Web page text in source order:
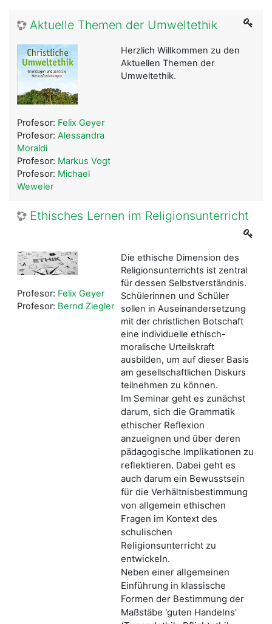
Aktuelle Themen der Umweltethik
Herzlich Willkommen zu den
Aktuellen Themen der
Umweltethik.
Profesor: Felix Geyer
Profesor: Alessandra
Moraldi
Profesor: Markus Vogt
Profesor: Michael
Weweler
Ethisches Lernen im Religionsunterricht
Die ethische Dimension des
Religionsunterrichts ist zentral
für dessen Selbstverständnis.
Schülerinnen und Schüler
sollen in Auseinandersetzung
mit der christlichen Botschaft
eine individuelle ethisch-
moralische Urteilskraft
ausbilden, um auf dieser Basis
am gesellschaftlichen Diskurs
teilnehmen zu können.
Im Seminar geht es zunächst
darum, sich die Grammatik
ethischer Reflexion
anzueignen und über deren
pädagogische Implikationen zu
reflektieren. Dabei geht es
auch darum ein Bewusstsein
für die Verhältnisbestimmung
von allgemein ethischen
Fragen im Kontext des
schulischen
Religionsunterricht zu
entwickeln.
Neben einer allgemeinen
Einführung in klassische
Formen der Bestimmung der
Maßstäbe 'guten Handelns'
Profesor: Felix Geyer
Profesor: Bernd Ziegler